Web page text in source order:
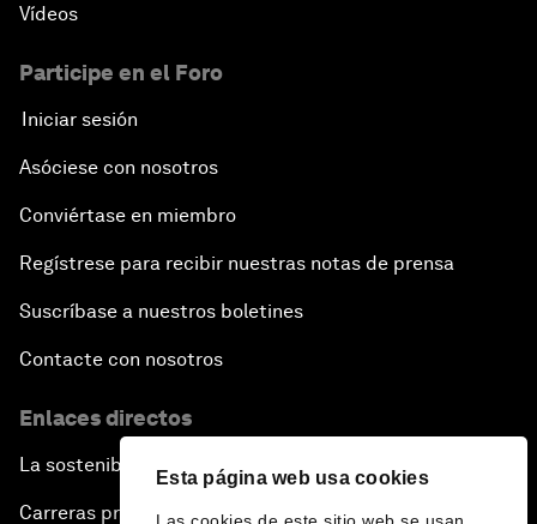
Esta página web usa cookies
Vídeos
Participe en el Foro
Iniciar sesión
Asóciese con nosotros
Conviértase en miembro
Regístrese para recibir nuestras notas de prensa
Suscríbase a nuestros boletines
Contacte con nosotros
Enlaces directos
La sostenibilidad en el Foro
Carreras profesionales